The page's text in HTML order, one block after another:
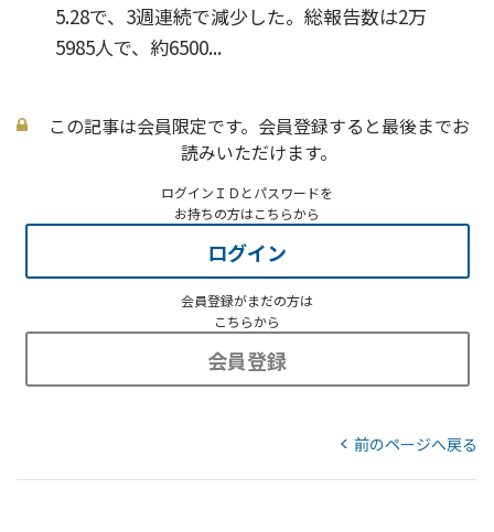
5.28で、3週連続で減少した。総報告数は2万
5985人で、約6500...
この記事は会員限定です。会員登録すると最後までお
読みいただけます。
ログインＩＤとパスワードを
お持ちの方はこちらから
ログイン
会員登録がまだの方は
こちらから
会員登録
前のページへ戻る